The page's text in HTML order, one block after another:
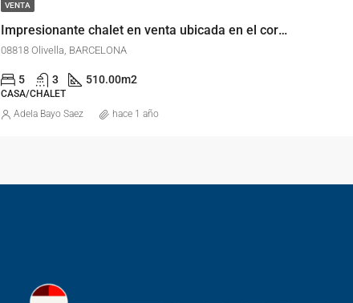
VENTA
Impresionante chalet en venta ubicada en el corazón del Garraf
08818 Olivella, BARCELONA
5 3 510.00m2
CASA/CHALET
Adela Bayo Saez hace 1 año